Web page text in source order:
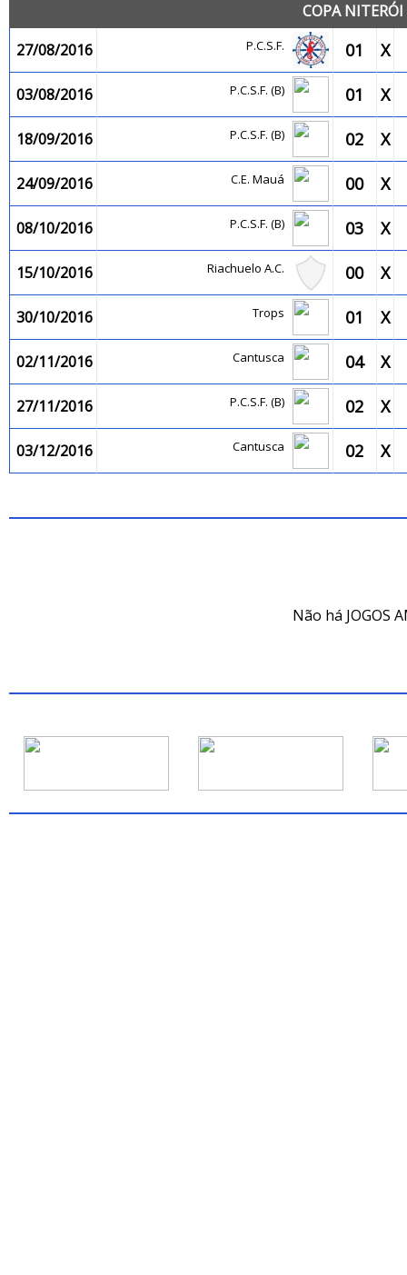
COPA
27/08/2016
P.C.S.F. 01 X
03/08/2016 P.C.S.F. (B) 01 X
18/09/2016 P.C.S.F. (B) 02 X
24/09/2016 C.E. Mauá 00 X
08/10/2016 P.C.S.F. (B) 03 X
15/10/2016 Riachuelo A.C. 00 X
30/10/2016 Trops 01 X
02/11/2016 Cantusca 04 X
27/11/2016 P.C.S.F. (B) 02 X
03/12/2016 Cantusca 02 X
Não há JOGOS